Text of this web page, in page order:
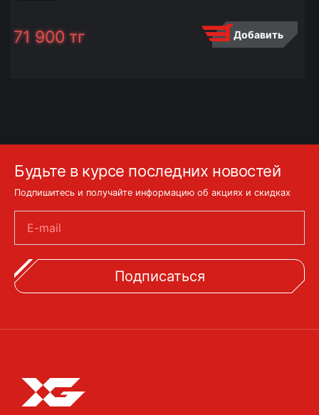
Добавить
71 900тг
Будьте в курсе последних новостей
Подпишитесь и получайте информацию об акциях и скидках
E-mail
Подписаться